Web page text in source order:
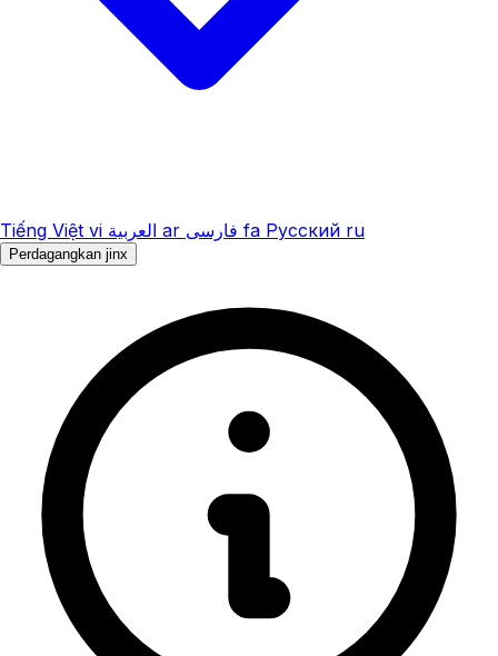
Tiếng Việt vi العربية ar فارسی fa Русский ru
Perdagangkan jinx